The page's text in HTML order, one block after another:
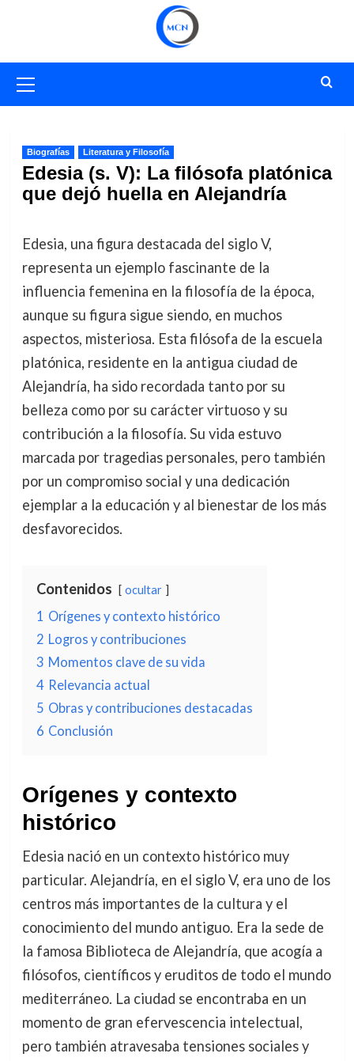
primario
Biografías Literatura y Filosofía
Edesia (s. V): La filósofa platónica
que dejó huella en Alejandría
Edesia, una figura destacada del siglo V,
representa un ejemplo fascinante de la
influencia femenina en la filosofía de la época,
aunque su figura sigue siendo, en muchos
aspectos, misteriosa. Esta filósofa de la escuela
platónica, residente en la antigua ciudad de
Alejandría, ha sido recordada tanto por su
belleza como por su carácter virtuoso y su
contribución a la filosofía. Su vida estuvo
marcada por tragedias personales, pero también
por un compromiso social y una dedicación
ejemplar a la educación y al bienestar de los más
desfavorecidos.
Contenidos ocultar
1 Orígenes y contexto histórico
2 Logros y contribuciones
3 Momentos clave de su vida
4 Relevancia actual
5 Obras y contribuciones destacadas
6 Conclusión
Orígenes y contexto
histórico
Edesia nació en un contexto histórico muy
particular. Alejandría, en el siglo V, era uno de los
centros más importantes de la cultura y el
conocimiento del mundo antiguo. Era la sede de
la famosa Biblioteca de Alejandría, que acogía a
filósofos, científicos y eruditos de todo el mundo
mediterráneo. La ciudad se encontraba en un
momento de gran efervescencia intelectual,
pero también atravesaba tensiones sociales y